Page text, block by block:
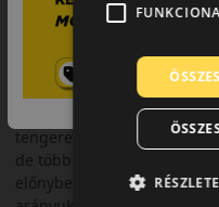
A márka
A Kumho Tires Dél-Korea
konglomerátuma. A
gumiabroncsok gyártója.
tengeren túlon számos
de több európai gyártó
előnyben részesíti kitűnő